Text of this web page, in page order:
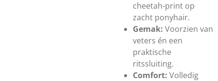
cheetah-print op
zacht ponyhair.
Gemak: Voorzien van
veters én een
praktische
ritssluiting.
Comfort: Volledig